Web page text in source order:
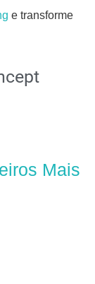
e transforme